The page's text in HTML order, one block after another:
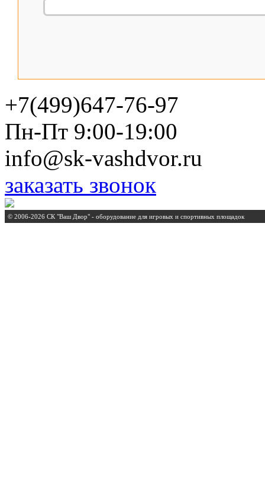
+7(499)647-76-97
Пн-Пт 9:00-19:00
info@sk-vashdvor.ru
заказать звонок
© 2006-2026 СК "Ваш Двор" - оборудование для игровых и спортивных площадок